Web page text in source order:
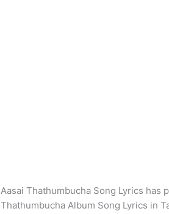
Aasai Thathumbucha Song Lyrics has
Thathumbucha Album Song Lyrics in